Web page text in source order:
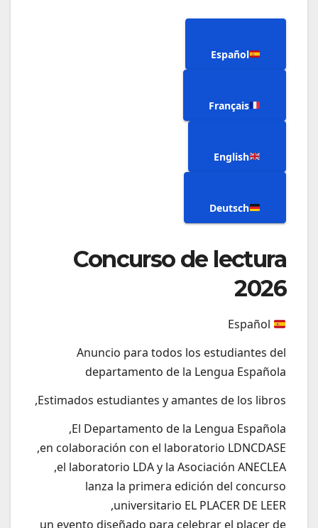
Español
Français
English
Deutsch
Concurso de lectura
2026
Anuncio para todos los estudiantes del
departamento de la Lengua Española
Estimados estudiantes y amantes de los libros,
El Departamento de la Lengua Española,
en colaboración con el laboratorio LDNCDASE,
el laboratorio LDA y la Asociación ANECLEA,
lanza la primera edición del concurso
universitario EL PLACER DE LEER,
un evento diseñado para celebrar el placer de